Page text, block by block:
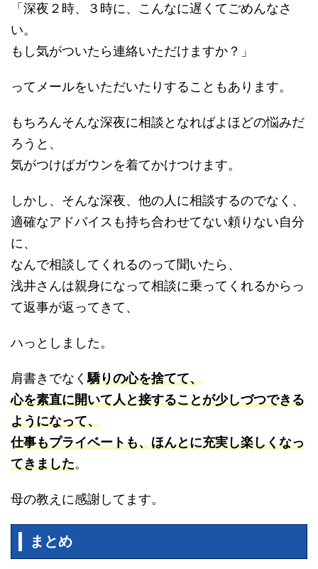
「深夜２時、３時に、こんなに遅くてごめんなさ
い。
もし気がついたら連絡いただけますか？」
ってメールをいただいたりすることもあります。
もちろんそんな深夜に相談となればよほどの悩みだ
ろうと、
気がつけばガウンを着てかけつけます。
しかし、そんな深夜、他の人に相談するのでなく、
適確なアドバイスも持ち合わせてない頼りない自分
に、
なんで相談してくれるのって聞いたら、
浅井さんは親身になって相談に乗ってくれるからっ
て返事が返ってきて、
ハっとしました。
肩書きでなく驕りの心を捨てて、
心を素直に開いて人と接することが少しづつできる
ようになって、
仕事もプライベートも、ほんとに充実し楽しくなっ
てきました。
母の教えに感謝してます。
まとめ